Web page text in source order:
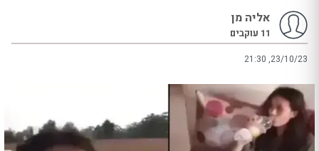
אליה מן
11 עוקבים
21:30 ,23/10/23